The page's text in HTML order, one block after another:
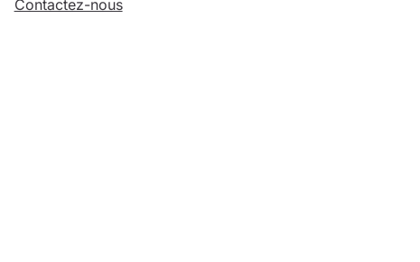
Contactez-nous